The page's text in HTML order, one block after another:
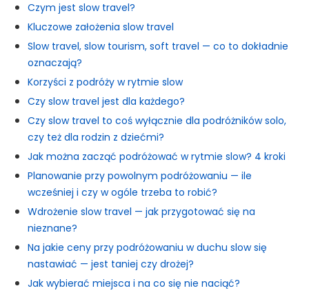
Czym jest slow travel?
Kluczowe założenia slow travel
Slow travel, slow tourism, soft travel — co to dokładnie
oznaczają?
Korzyści z podróży w rytmie slow
Czy slow travel jest dla każdego?
Czy slow travel to coś wyłącznie dla podróżników solo,
czy też dla rodzin z dziećmi?
Jak można zacząć podróżować w rytmie slow? 4 kroki
Planowanie przy powolnym podróżowaniu — ile
wcześniej i czy w ogóle trzeba to robić?
Wdrożenie slow travel — jak przygotować się na
nieznane?
Na jakie ceny przy podróżowaniu w duchu slow się
nastawiać — jest taniej czy drożej?
Jak wybierać miejsca i na co się nie naciąć?